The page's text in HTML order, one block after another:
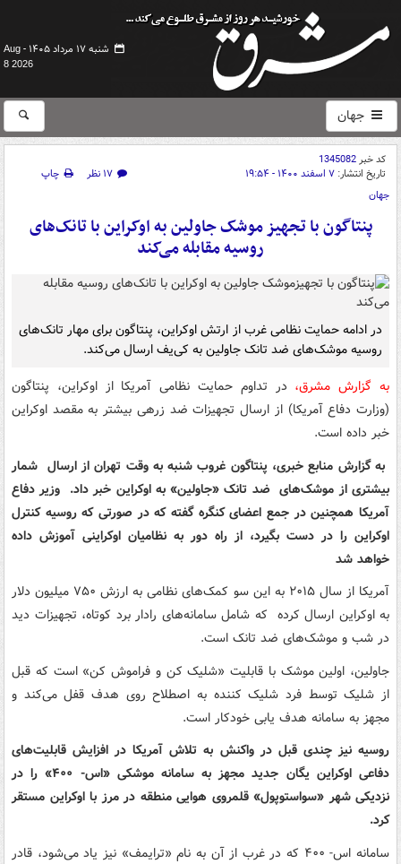
شنبه ۱۷ مرداد ۱۴۰۵ -
Aug
8 2026
جهان
کد خبر1345082
تاریخ انتشار: ۷ اسفند ۱۴۰۰ - ۱۹:۵۴ ۱۷ نظر
چاپ
جهان
پنتاگون با تجهیز موشک جاولین به اوکراین با تانک‌های
روسیه مقابله می‌کند
در ادامه حمایت نظامی غرب از ارتش اوکراین، پنتاگون برای مهار تانک‌های
روسیه موشک‌های ضد تانک جاولین به کی‌یف ارسال می‌کند.
به گزارش مشرق، در تداوم حمایت نظامی آمریکا از اوکراین، پنتاگون
(وزارت دفاع آمریکا) از ارسال تجهیزات ضد زرهی بیشتر به مقصد اوکراین
خبر داده است.
به گزارش منابع خبری، پنتاگون غروب شنبه به وقت تهران از ارسال شمار
بیشتری از موشک‌های ضد تانک «جاولین» به اوکراین خبر داد. وزیر دفاع
آمریکا همچنین در جمع اعضای کنگره گفته که در صورتی که روسیه کنترل
اوکراین را در دست بگیرد، از راه دور به نظامیان اوکراینی آموزش داده
خواهد شد
آمریکا از سال ۲۰۱۵ به این سو کمک‌های نظامی به ارزش ۷۵۰ میلیون دلار
به اوکراین ارسال کرده که شامل سامانه‌های رادار برد کوتاه، تجهیزات دید
در شب و موشک‌های ضد تانک است.
جاولین، اولین موشک با قابلیت «شلیک کن و فراموش کن» است که قبل
از شلیک توسط فرد شلیک کننده به اصطلاح روی هدف قفل می‌کند و
مجهز به سامانه هدف یابی خودکار است.
روسیه نیز چندی قبل در واکنش به تلاش آمریکا در افزایش قابلیت‌های
دفاعی اوکراین یگان جدید مجهز به سامانه موشکی «اس- ۴۰۰» را در
نزدیکی شهر «سواستوپول» قلمروی هوایی منطقه در مرز با اوکراین مستقر
کرد.
سامانه اس- ۴۰۰ که در غرب از آن به نام «ترایمف» نیز یاد می‌شود، قادر